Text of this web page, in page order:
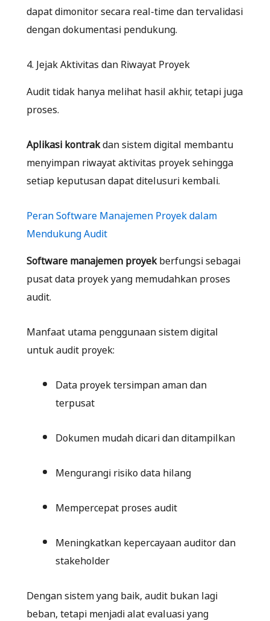
dapat dimonitor secara real-time dan tervalidasi
dengan dokumentasi pendukung.
4. Jejak Aktivitas dan Riwayat Proyek
Audit tidak hanya melihat hasil akhir, tetapi juga
proses.
Aplikasi kontrakdan sistem digital membantu
menyimpan riwayat aktivitas proyek sehingga
setiap keputusan dapat ditelusuri kembali.
Peran Software Manajemen Proyek dalam
Mendukung Audit
Software manajemen proyekberfungsi sebagai
pusat data proyek yang memudahkan proses
audit.
Manfaat utama penggunaan sistem digital
untuk audit proyek:
Data proyek tersimpan aman dan
terpusat
Dokumen mudah dicari dan ditampilkan
Mengurangi risiko data hilang
Mempercepat proses audit
Meningkatkan kepercayaan auditor dan
stakeholder
Dengan sistem yang baik, audit bukan lagi
beban, tetapi menjadi alat evaluasi yang